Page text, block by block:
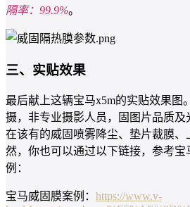
隔率：99.9%。
三、实贴效果
最后献上这辆宝马x5m的实贴效果图
摄，非专业摄影人员，固图片品质
在该有的威固喷雾降尘、垫片裁膜、
然，你也可以通过以下链接，参考
例：
宝马威固膜案例： https://www.v-